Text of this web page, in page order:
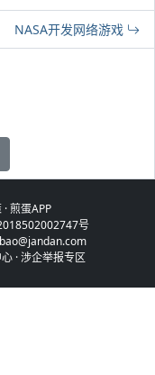
NASA开发网络游戏
·煎蛋APP
号
·涉企举报专区